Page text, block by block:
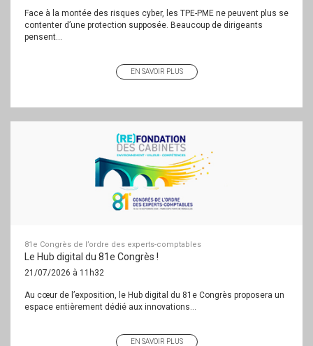
Face à la montée des risques cyber, les TPE-PME ne peuvent plus se
contenter d’une protection supposée. Beaucoup de dirigeants
pensent...
EN SAVOIR PLUS
81e Congrès de l’ordre des experts-comptables
Le Hub digital du 81e Congrès !
21/07/2026 à 11h32
Au cœur de l’exposition, le Hub digital du 81e Congrès proposera un
espace entièrement dédié aux innovations...
EN SAVOIR PLUS